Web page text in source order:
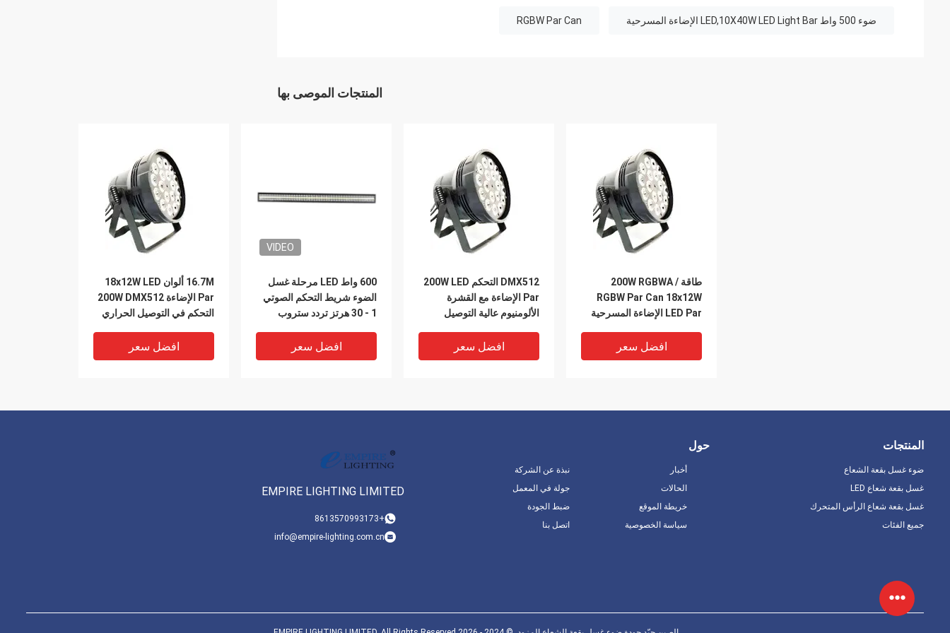
ضوء 500 واط LED,10X40W LED Light Bar الإضاءة المسرحية RGBW Par Can
المنتجات الموصى بها
16.7M ألوان 18x12W LED
Par الإضاءة 200W DMX512
التحكم في التوصيل الحراري
افضل سعر
VIDEO
600 واط LED مرحلة غسل
الضوء شريط التحكم الصوتي
1 - 30 هرتز تردد ستروب
افضل سعر
DMX512 التحكم 200W LED
Par الإضاءة مع القشرة
الألومنيوم عالية التوصيل
افضل سعر
طاقة 200W RGBWA /
RGBW Par Can 18x12W
LED Par الإضاءة المسرحية
افضل سعر
افضل سعر افضل سعر افضل سعر افضل سعر
EMPIRE LIGHTING LIMITED
+8613570993173
info@empire-lighting.com.cn
حول
نبذة عن الشركة
جولة في المعمل
ضبط الجودة
اتصل بنا
أخبار
الحالات
خريطة الموقع
سياسة الخصوصية
المنتجات
ضوء غسل بقعة الشعاع
غسل بقعة شعاع LED
غسل بقعة شعاع الرأس المتحرك
جميع الفئات